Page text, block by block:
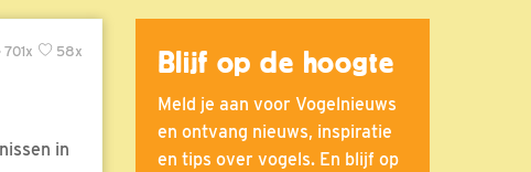
58x
701x
in
Blijf op de hoogte
Meld je aan voor Vogelnieuws
en ontvang nieuws, inspiratie
en tips over vogels. En blijf op